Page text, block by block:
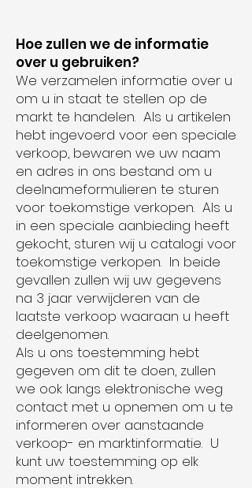
Hoe zullen we de informatie
over u gebruiken?
We verzamelen informatie over u
om u in staat te stellen op de
markt te handelen. Als u artikelen
hebt ingevoerd voor een speciale
verkoop, bewaren we uw naam
en adres in ons bestand om u
deelnameformulieren te sturen
voor toekomstige verkopen. Als u
in een speciale aanbieding heeft
gekocht, sturen wij u catalogi voor
toekomstige verkopen. In beide
gevallen zullen wij uw gegevens
na 3 jaar verwijderen van de
laatste verkoop waaraan u heeft
deelgenomen.
Als u ons toestemming hebt
gegeven om dit te doen, zullen
we ook langs elektronische weg
contact met u opnemen om u te
informeren over aanstaande
verkoop- en marktinformatie. U
kunt uw toestemming op elk
moment intrekken.